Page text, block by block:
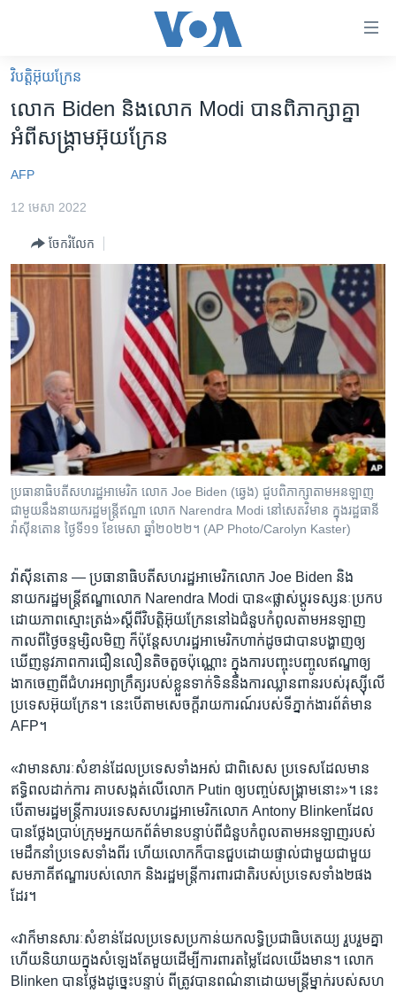
គេហទំព័រ​
ទាក់ទង
រំលង​
និង​
ទំព័រ​
ម្តង
រំលង​
និង​
ចូល​
ទៅ​
សម្ព័ន្ធ​
រំលង​
ទៅ​
កាន់​
ស្វែង​
អន្តរជាតិ
កម្ពុជាច្នៃប្រតិដ្ឋ
ព្រឹត្តិការណ៍ព័ត៌មាន
ទូរទស្សន៍ / វីដេអូ​
វិទ្យុ / ផតខាសថ៍
កម្មវិធីទាំងអស់
Khmer English
បណ្តាញ​សង្គម
វិបត្តិអ៊ុយក្រែន
លោក Biden និង​លោក Modi បាន​ពិភាក្សា​គ្នា​
អំពី​សង្គ្រាម​អ៊ុយក្រែន​
AFP
12 មេសា 2022
ចែករំលែក
ប្រធានាធិបតី​សហរដ្ឋ​អាមេរិក លោក Joe Biden (ឆ្វេង) ជួប​ពិភាក្សា​តាម​អនឡាញ​
ជាមួយ​នឹង​នាយករដ្ឋមន្ត្រី​ឥណ្ឌា លោក Narendra Modi នៅ​សេតវិមាន​ ក្នុង​រដ្ឋធានី​
វ៉ាស៊ីនតោន ថ្ងៃទី១១ ខែមេសា ឆ្នាំ២០២២។ (AP Photo/Carolyn Kaster)
វ៉ាស៊ីនតោន — ប្រធានាធិបតី​សហរដ្ឋ​អាមេរិក​លោក Joe Biden និង​
នាយករដ្ឋមន្ត្រី​ឥណ្ឌា​លោក Narendra Modi បាន«ផ្លាស់ប្តូរ​ទស្សនៈប្រកប​
ដោយភាពស្មោះត្រង់»ស្តីពី​វិបត្តិ​អ៊ុយក្រែន​នៅឯ​ជំនួប​កំពូល​តាម​អនឡាញ​
កាលពី​ថ្ងៃ​ចន្ទ​ម្សិលមិញ ក៏ប៉ុន្តែសហរដ្ឋ​អាមេរិកហាក់ដូច​ជា​បាន​បង្ហាញឲ្យ​
ឃើញនូវ​ភាពការជឿនលឿន​តិចតួច​ប៉ុណ្ណោះ​ ​ក្នុង​ការ​បញ្ចុះបញ្ចូល​ឥណ្ឌា​ឲ្យ​
ងាកចេញ​ពី​ជំហរ​អព្យាក្រឹត្យ​របស់​ខ្លួន​ទាក់ទិន​នឹង​ការឈ្លានពាន​របស់​រុស្ស៊ី​លើ​
ប្រទេស​អ៊ុយក្រែន។ នេះ​បើតាម​សេចក្តី​រាយការណ៍​របស់​ទីភ្នាក់ងារ​ព័ត៌មាន
AFP។
«វា​មាន​សារៈសំខាន់​ដែល​ប្រទេស​ទាំង​អស់ ជាពិសេស ប្រទេស​ដែល​មាន​
ឥទ្ធិពល​ដាក់​ការ គាបសង្កត់​លើ​លោក Putin ឲ្យ​បញ្ចប់​សង្គ្រាម​នោះ»។ នេះ​
បើតាម​រដ្ឋមន្ត្រី​ការបរទេស​សហរដ្ឋ​អាមេរិក​លោក Antony Blinkenដែល​
បានថ្លែង​ប្រាប់​ក្រុមអ្នក​យកព័ត៌មាន​បន្ទាប់ពី​ជំនួប​កំពូល​តាម​អនឡាញរបស់​
មេដឹកនាំ​ប្រទេស​ទាំង​ពីរ​ ហើយ​លោក​ក៏​បាន​ជួប​ដោយ​ផ្ទាល់​ជា​មួយជាមួយ​
សមភាគី​ឥណ្ឌា​របស់​លោក​ និង​រដ្ឋមន្ត្រី​ការពារ​ជាតិ​របស់​ប្រទេស​ទាំង២ផង​
ដែរ។​
«វា​ក៏មាន​សារៈសំខាន់​ដែល​ប្រទេស​ប្រកាន់​យក​លទ្ធិប្រជាធិបតេយ្យ រួបរួម​គ្នា
ហើយ​និយាយ​ក្នុង​សំឡេង​តែ​មួយ​ដើម្បី​ការពារ​តម្លៃ​ដែល​យើង​មាន។ លោក
Blinken បាន​ថ្លែង​ដូច្នេះ​បន្ទាប់ ពី​ត្រូវ​បាន​ពណ៌នា​ដោយ​មន្ត្រី​ម្នាក់​របស់​សហ